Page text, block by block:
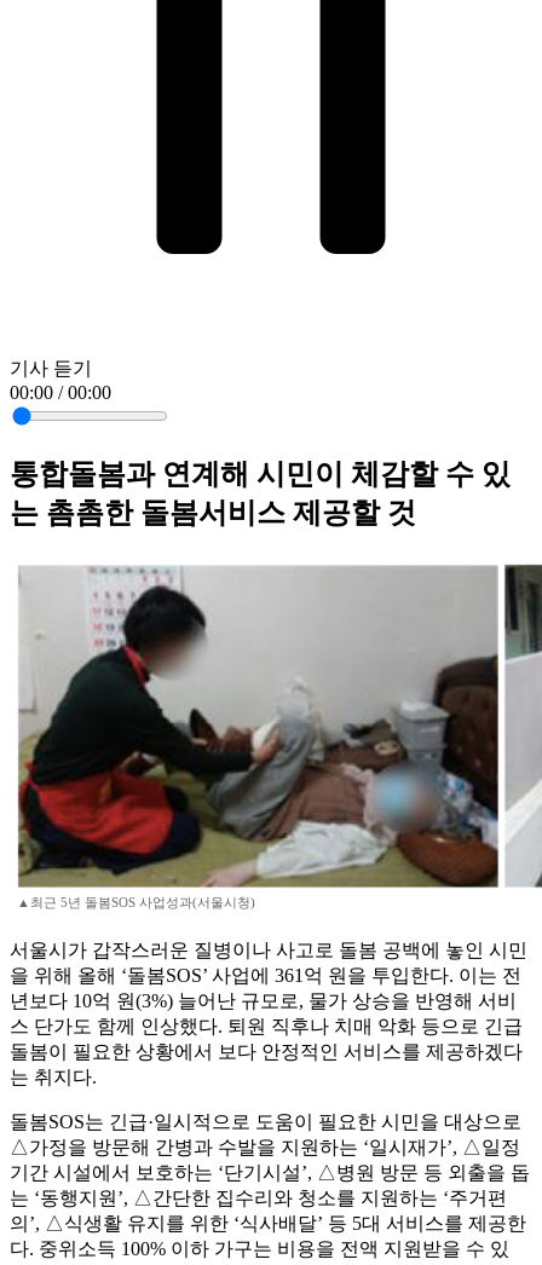
기사 듣기
00:00 / 00:00
통합돌봄과 연계해 시민이 체감할 수 있
는 촘촘한 돌봄서비스 제공할 것
▲최근 5년 돌봄SOS 사업성과(서울시청)
서울시가 갑작스러운 질병이나 사고로 돌봄 공백에 놓인 시민
을 위해 올해 ‘돌봄SOS’ 사업에 361억 원을 투입한다. 이는 전
년보다 10억 원(3%) 늘어난 규모로, 물가 상승을 반영해 서비
스 단가도 함께 인상했다. 퇴원 직후나 치매 악화 등으로 긴급
돌봄이 필요한 상황에서 보다 안정적인 서비스를 제공하겠다
는 취지다.
돌봄SOS는 긴급·일시적으로 도움이 필요한 시민을 대상으로
△가정을 방문해 간병과 수발을 지원하는 ‘일시재가’, △일정
기간 시설에서 보호하는 ‘단기시설’, △병원 방문 등 외출을 돕
는 ‘동행지원’, △간단한 집수리와 청소를 지원하는 ‘주거편
의’, △식생활 유지를 위한 ‘식사배달’ 등 5대 서비스를 제공한
다. 중위소득 100% 이하 가구는 비용을 전액 지원받을 수 있